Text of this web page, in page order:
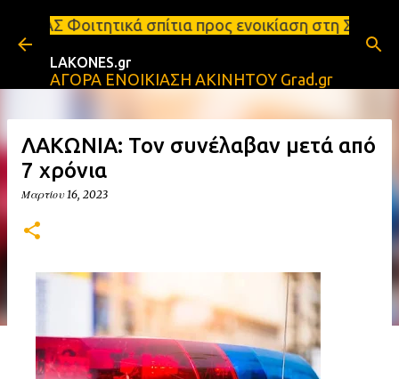
Μετάβαση στο κύριο περιεχόμενο
σπίτια προς ενοικίαση στη Σπάρτη Ενοικιάσεις
LAKONES.gr
ΑΓΟΡΑ ΕΝΟΙΚΙΑΣΗ ΑΚΙΝΗΤΟΥ Grad.gr
ΛΑΚΩΝΙΑ: Τον συνέλαβαν μετά από
7 χρόνια
Μαρτίου 16, 2023